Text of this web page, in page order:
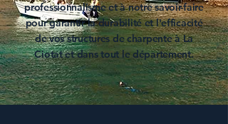
professionnalisme et à notre savoir-faire
pour garantir la durabilité et l'efficacité
de vos structures decharpente à La
Ciotatet dans tout le département.